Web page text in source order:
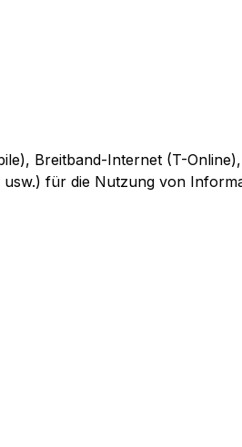
Breitband-Internet (T-
für die Nutzung von